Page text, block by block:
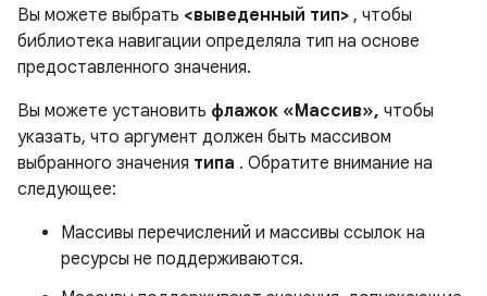
Вы можете выбрать <выведенный тип> , чтобы
библиотека навигации определяла тип на основе
предоставленного значения.
Вы можете установить флажок «Массив», чтобы
указать, что аргумент должен быть массивом
выбранного значения типа . Обратите внимание на
следующее:
Массивы перечислений и массивы ссылок на
ресурсы не поддерживаются.